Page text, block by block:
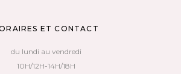
ET CONTACT
du lundi au vendredi
10H/12H-14H/18H